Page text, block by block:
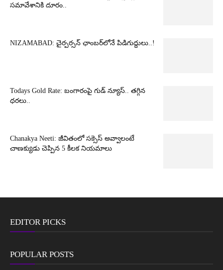
సమావేశానికి దూరం..
NIZAMABAD: చైర్పర్సన్ ఛాంబర్‌లోనే పిడిగుద్దులు..!
Todays Gold Rate: బంగారంపై గుడ్ న్యూస్.. తగ్గిన
ధరలు..
Chanakya Neeti: జీవితంలో సక్సెస్ అవ్వాలంటే
చాణక్యుడు చెప్పిన 5 కీలక నియమాలు
EDITOR PICKS
POPULAR POSTS